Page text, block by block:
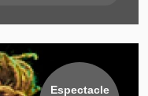
Espectacle